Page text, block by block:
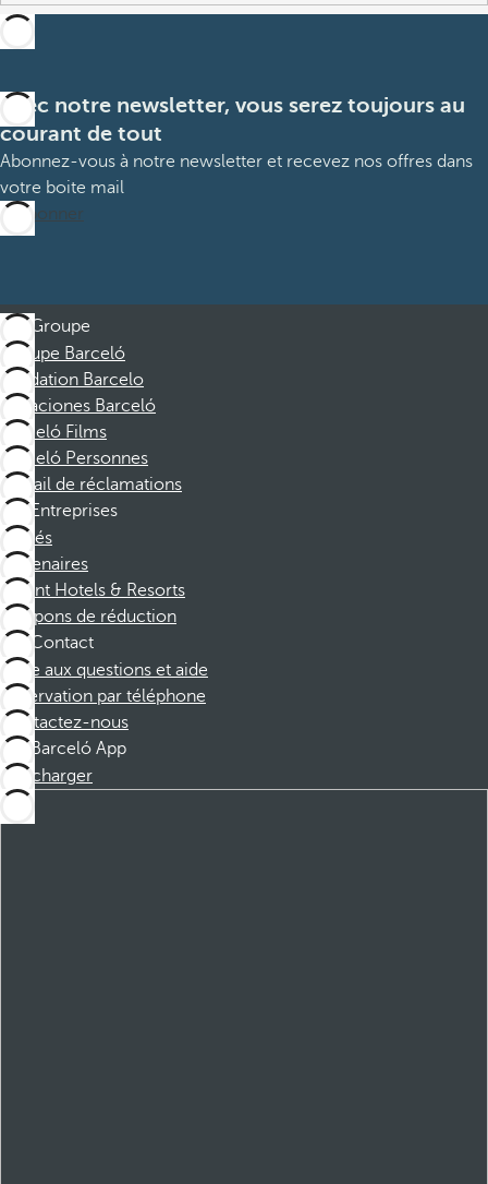
Avec notre newsletter, vous serez toujours au
courant de tout
Abonnez-vous à notre newsletter et recevez nos offres dans
votre boite mail
M’abonner
Groupe
Groupe Barceló
Fondation Barcelo
Vacaciones Barceló
Barceló Films
Barceló Personnes
Portail de réclamations
Entreprises
Affiliés
Partenaires
Dorint Hotels & Resorts
Coupons de réduction
Contact
Foire aux questions et aide
Réservation par téléphone
Contactez-nous
Barceló App
Télécharger